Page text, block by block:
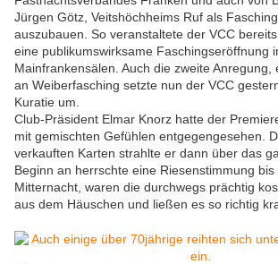
Jürgen Götz, Veitshöchheims Ruf als
auszubauen. So veranstaltete der VCC
eine publikumswirksame Faschingseröffnung
Mainfrankensälen. Auch die zweite Anregung,
an Weiberfasching setzte nun der VCC
Kuratie um.
Club-Präsident Elmar Knorz hatte der
mit gemischten Gefühlen entgegengesehen.
verkauften Karten strahlte er dann über das
Beginn an herrschte eine Riesenstimmung bis
Mitternacht, waren die durchwegs prächtig
aus dem Häuschen und ließen es so richtig